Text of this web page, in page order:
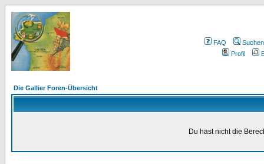
FAQ
Suchen
Profil
Die Gallier Foren-Übersicht
Du hast nicht die